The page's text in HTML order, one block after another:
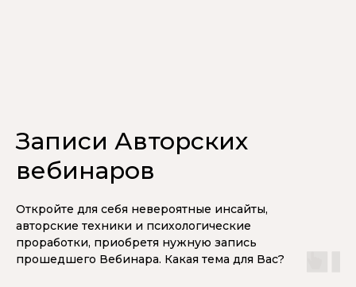
Записи Авторских
вебинаров
Откройте для себя невероятные инсайты,
авторские техники и психологические
проработки, приобретя нужную запись
прошедшего Вебинара. Какая тема для Вас?